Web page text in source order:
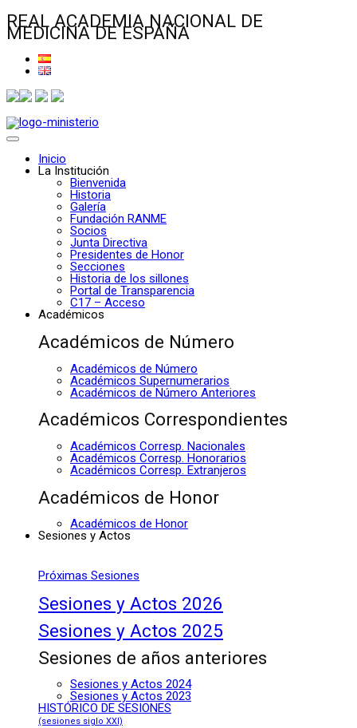
REAL ACADEMIA NACIONAL DE
MEDICINA DE ESPAÑA
Inicio
La Institución
Bienvenida
Historia
Galería
Fundación RANME
Socios
Junta Directiva
Presidentes de Honor
Secciones
Historia de los sillones
Portal de Transparencia
C17 – Acceso
Académicos
Académicos de Número
Académicos de Número
Académicos Supernumerarios
Académicos de Número Anteriores
Académicos Correspondientes
Académicos Corresp. Nacionales
Académicos Corresp. Honorarios
Académicos Corresp. Extranjeros
Académicos de Honor
Académicos de Honor
Sesiones y Actos
Próximas Sesiones
Sesiones y Actos 2026
Sesiones y Actos 2025
Sesiones de años anteriores
Sesiones y Actos 2024
Sesiones y Actos 2023
HISTÓRICO DE SESIONES
(sesiones siglo XXI)